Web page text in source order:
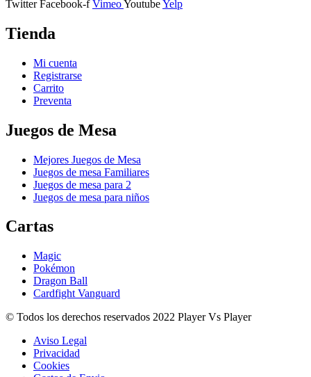
Twitter Facebook-f VimeoYoutubeYelp
Tienda
Mi cuenta
Registrarse
Carrito
Preventa
Juegos de Mesa
Mejores Juegos de Mesa
Juegos de mesa Familiares
Juegos de mesa para 2
Juegos de mesa para niños
Cartas
Magic
Pokémon
Dragon Ball
Cardfight Vanguard
© Todos los derechos reservados 2022 Player Vs Player
Aviso Legal
Privacidad
Cookies